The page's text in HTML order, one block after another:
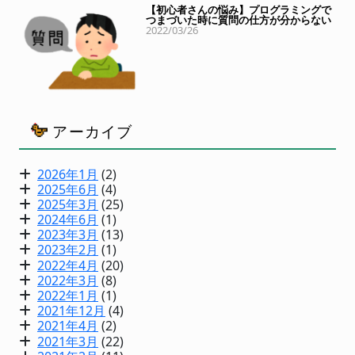
【初心者さんの悩み】プログラミングで
つまづいた時に質問の仕方が分からない
2022/03/26
アーカイブ
2026年1月 (2)
2025年6月 (4)
2025年3月 (25)
2024年6月 (1)
2023年3月 (13)
2023年2月 (1)
2022年4月 (20)
2022年3月 (8)
2022年1月 (1)
2021年12月 (4)
2021年4月 (2)
2021年3月 (22)